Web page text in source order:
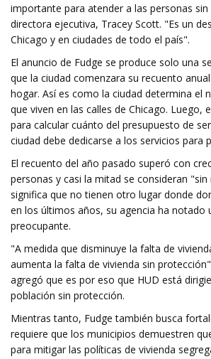
importante para atender a las personas sin
directora ejecutiva, Tracey Scott. "Es un
Chicago y en ciudades de todo el país".
El anuncio de Fudge se produce solo una
que la ciudad comenzara su recuento
hogar. Así es como la ciudad determina el
que viven en las calles de Chicago. Luego,
para calcular cuánto del presupuesto de
ciudad debe dedicarse a los servicios para
El recuento del año pasado superó con
personas y casi la mitad se consideran
significa que no tienen otro lugar donde
en los últimos años, su agencia ha notado
preocupante.
"A medida que disminuye la falta de
aumenta la falta de vivienda sin
agregó que es por eso que HUD está
población sin protección.
Mientras tanto, Fudge también busca
requiere que los municipios demuestren
para mitigar las políticas de vivienda